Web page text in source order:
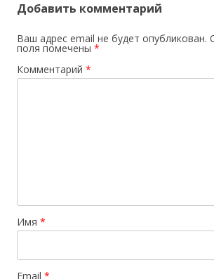
Добавить комментарий
Ваш адрес email не будет опубликован.
поля помечены *
Комментарий *
Имя *
Email *